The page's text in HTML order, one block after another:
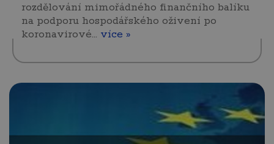
rozdělování mimořádného finančního balíku
na podporu hospodářského oživení po
koronavirové… více »